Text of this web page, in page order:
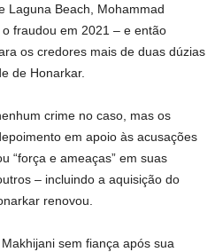
Laguna Beach, Mohammad
fraudou em 2021 – e então
os credores mais de duas dúzias
de Honarkar.
crime no caso, mas os
em apoio às acusações
“força e ameaças” em suas
– incluindo a aquisição do
renovou.
sem fiança após sua